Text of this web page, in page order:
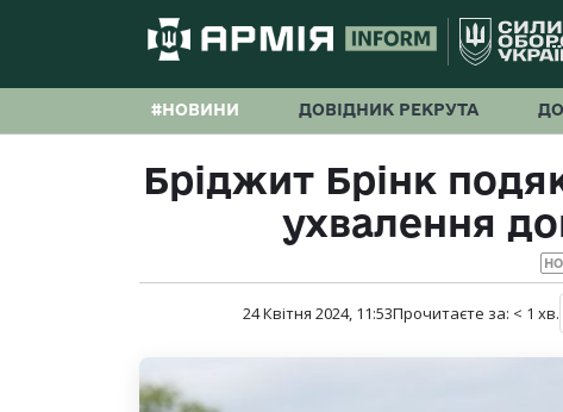
#НОВИНИ ДОВІДНИК РЕКРУТА
Бріджит Брінк
ухвалення
24 Квітня 2024, 11:53Прочитаєте за: < 1 хв.